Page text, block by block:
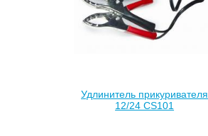
Удлинитель прикуривателя
12/24 CS101